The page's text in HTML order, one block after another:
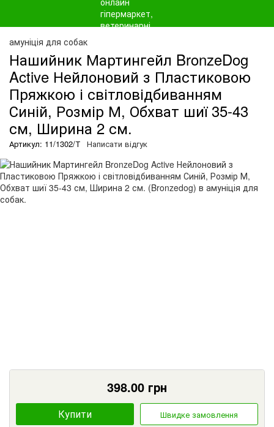
амуніція для собак
Нашийник Мартингейл BronzeDog
Active Нейлоновий з Пластиковою
Пряжкою і світловідбиванням
Синій, Розмір М, Обхват шиї 35-43
см, Ширина 2 см.
Артикул: 11/1302/Т Написати відгук
398.00 грн
Купити Швидке замовлення